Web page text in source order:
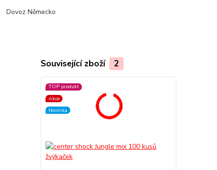
Dovoz Německo
Související zboží 2
TOP produkt
Akce
Novinka